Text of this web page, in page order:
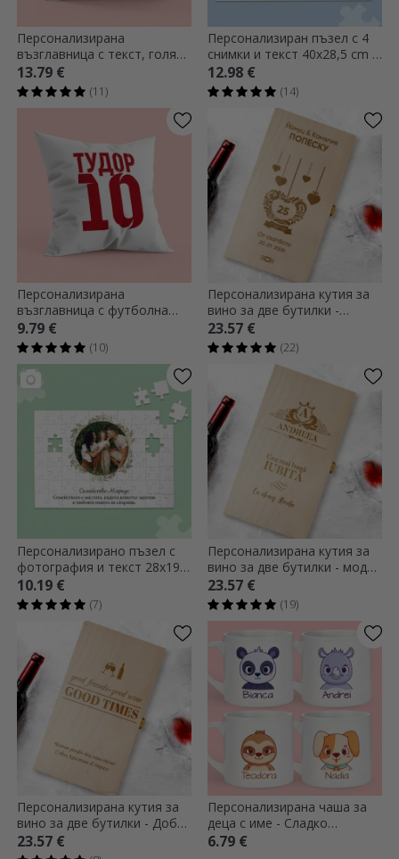
Персонализирана
възглавница с текст, голям
размер - Бебе
13.79 €
(11)
Персонализиран пъзел с 4
снимки и текст 40x28,5 cm -
Моменти
12.98 €
(14)
Персонализирана
възглавница с футболна
тема
9.79 €
(10)
Персонализирана кутия за
вино за две бутилки -
Годишнина от връзката
23.57 €
(22)
Персонализирано пъзел с
фотография и текст 28x19
cm - Семейство
10.19 €
(7)
Персонализирана кутия за
вино за две бутилки - модел
с име на реколта
23.57 €
(19)
Персонализирана кутия за
вино за две бутилки - Добри
приятели, добро вино,
добри моменти
23.57 €
Персонализирана чаша за
деца с име - Сладко
животно
6.79 €